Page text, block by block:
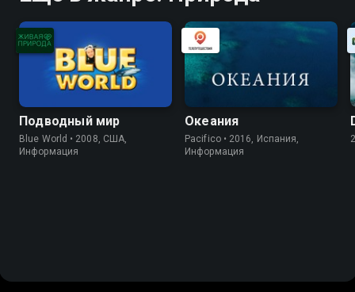
Подводный мир
Blue World • 2008, США,
Информация
Океания
Pacifico • 2016, Испания,
Информация